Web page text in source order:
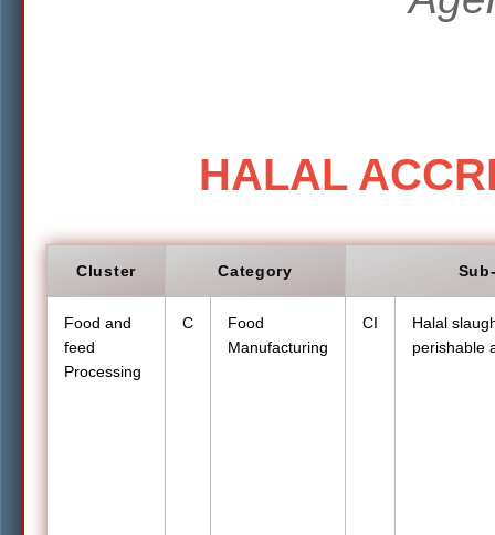
HALAL
Cluster Category
Food and
feed
Processing
C
Food
Manufacturing
CI
Halal
perishable